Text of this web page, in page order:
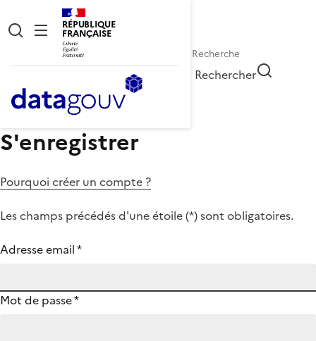
RÉPUBLIQUE
FRANÇAISE
Rechercher
S'enregistrer
Pourquoi créer un compte ?
Les champs précédés d'une étoile (*) sont obligatoires.
Adresse email*
Mot de passe*